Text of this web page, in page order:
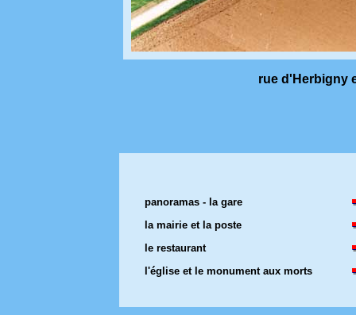
rue d'Herbigny
panoramas - la gare
la mairie et la poste
le restaurant
l'église et le monument aux morts